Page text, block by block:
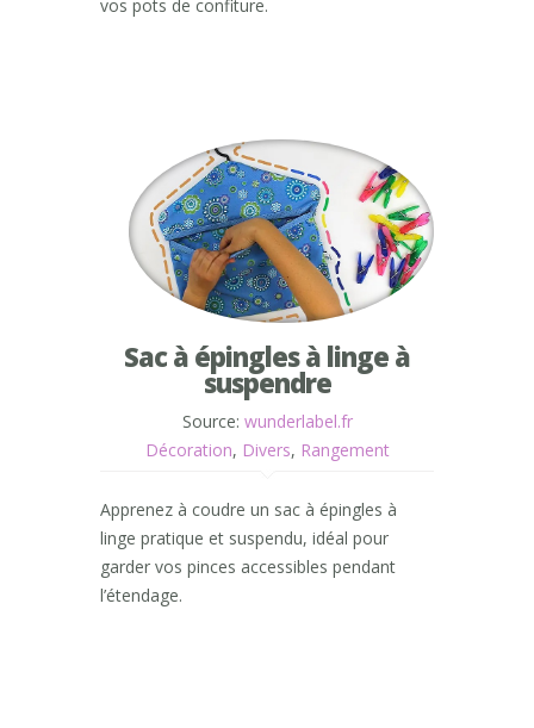
vos pots de confiture.
Sac à épingles à linge à
suspendre
Source: wunderlabel.fr
Décoration, Divers, Rangement
Apprenez à coudre un sac à épingles à
linge pratique et suspendu, idéal pour
garder vos pinces accessibles pendant
l’étendage.